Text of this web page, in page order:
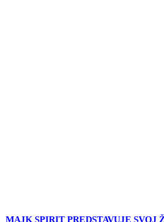
MAJK SPIRIT PREDSTAVUJE SVOJ